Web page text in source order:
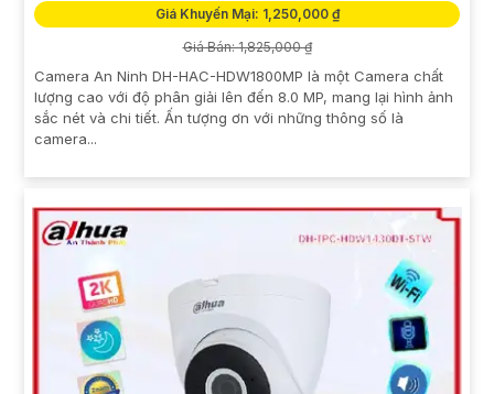
Giá Khuyến Mại: 1,250,000 ₫
Giá Bán: 1,825,000 ₫
Camera An Ninh DH-HAC-HDW1800MP là một Camera chất
lượng cao với độ phân giải lên đến 8.0 MP, mang lại hình ảnh
sắc nét và chi tiết. Ấn tượng ơn với những thông số là
camera...